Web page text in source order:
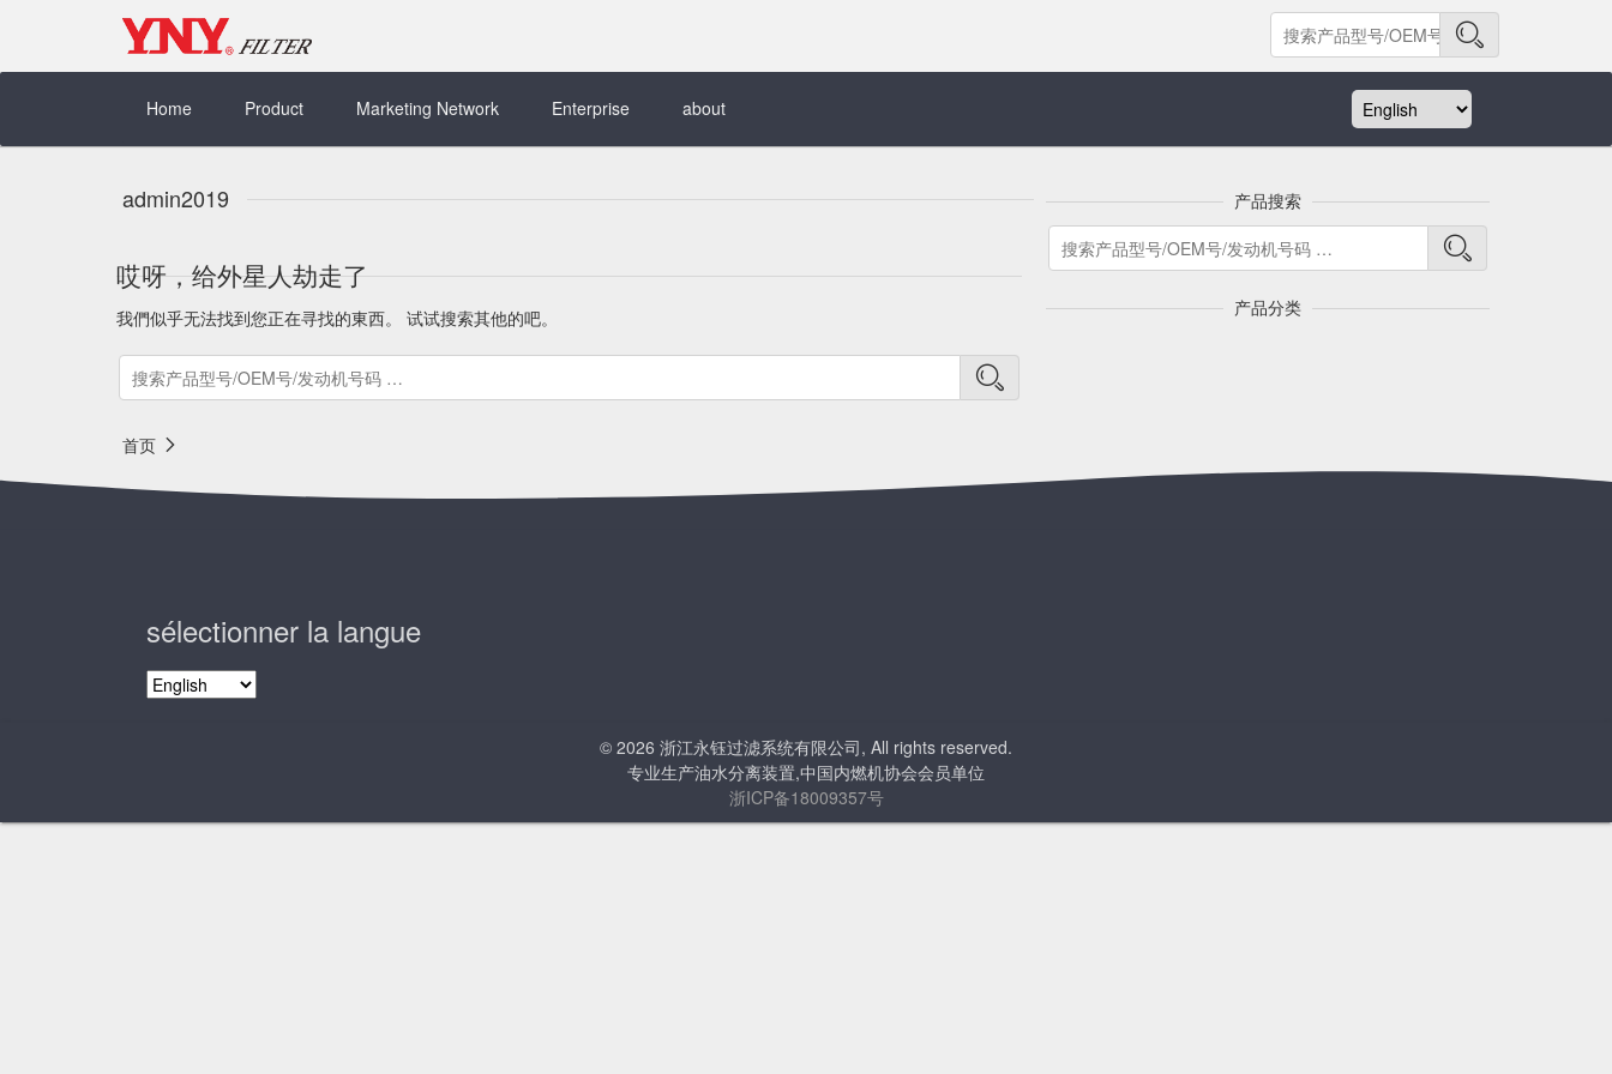
Home
Product Marketing Network Enterprise about
admin2019
哎呀，给外星人劫走了
我們似乎无法找到您正在寻找的東西。 试试搜索其他的吧。
首页
产品搜索
产品分类
sélectionner la langue
sélectionner
© 2026 浙江永钰过滤系统有限公司, All rights reserved.
专业生产油水分离装置,中国内燃机协会会员单位
浙ICP备18009357号